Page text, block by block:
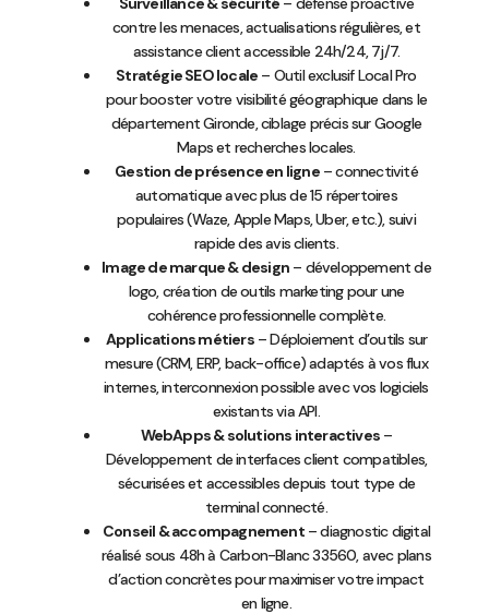
contre les menaces, actualisations régulières, et
assistance client accessible 24h/24, 7j/7.
Stratégie SEO locale – Outil exclusif Local Pro
pour booster votre visibilité géographique dans le
département Gironde, ciblage précis sur Google
Maps et recherches locales.
Gestion de présence en ligne– connectivité
automatique avec plus de 15 répertoires
populaires (Waze, Apple Maps, Uber, etc.), suivi
rapide des avis clients.
Image de marque & design – développement de
logo, création de outils marketing pour une
cohérence professionnelle complète.
Applications métiers– Déploiement d’outils sur
mesure (CRM, ERP, back-office) adaptés à vos flux
internes, interconnexion possible avec vos logiciels
existants via API.
WebApps & solutions interactives –
Développement de interfaces client compatibles,
sécurisées et accessibles depuis tout type de
terminal connecté.
Conseil & accompagnement– diagnostic digital
réalisé sous 48h à Carbon-Blanc 33560, avec plans
d’action concrètes pour maximiser votre impact
en ligne.